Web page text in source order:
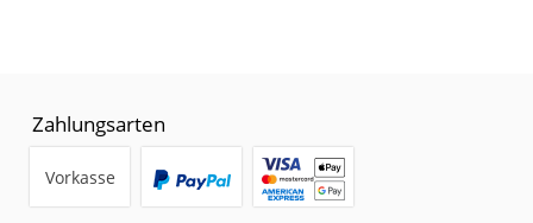
Zahlungsarten
Vorkasse